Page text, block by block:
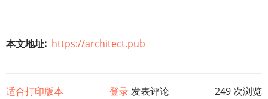
本文地址 https://architect.pub
适合打印版本 登录发表评论
249 次浏览